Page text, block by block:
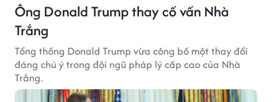
Ông Donald Trump thay cố vấn Nhà
Trắng
Tổng thống Donald Trump vừa công bố một thay đổi
đáng chú ý trong đội ngũ pháp lý cấp cao của Nhà
Trắng.